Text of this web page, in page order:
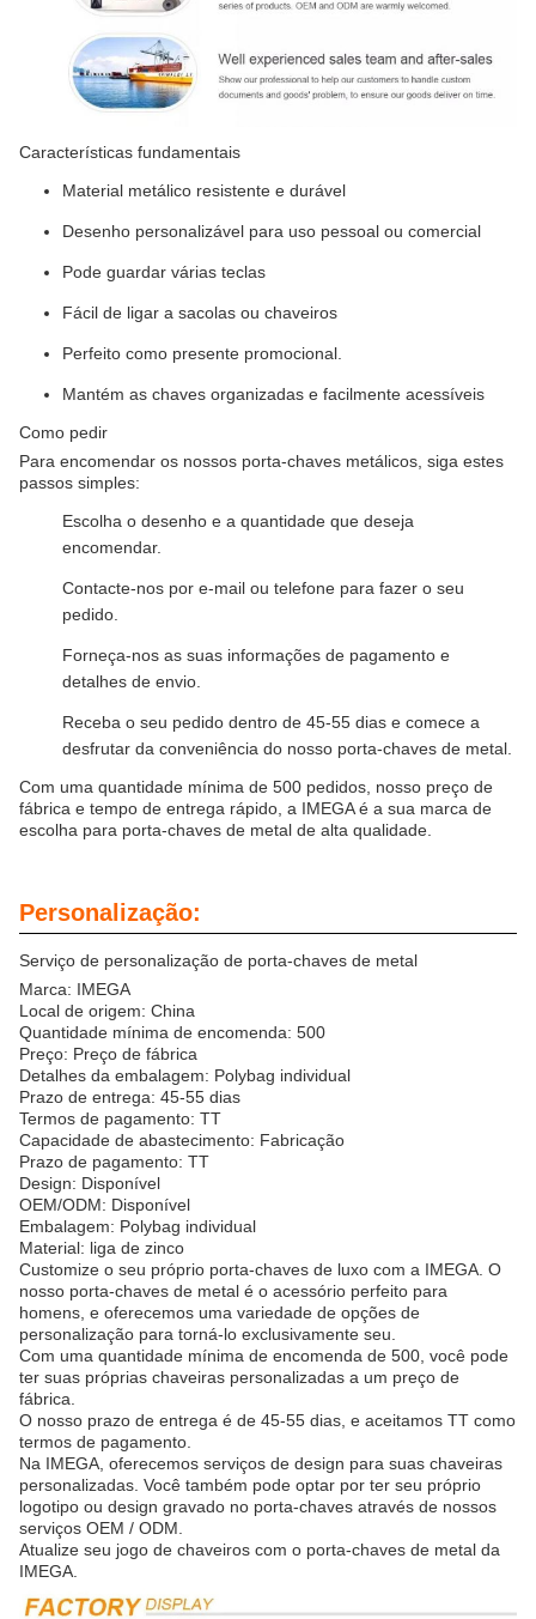
Características fundamentais
Material metálico resistente e durável
Desenho personalizável para uso pessoal ou comercial
Pode guardar várias teclas
Fácil de ligar a sacolas ou chaveiros
Perfeito como presente promocional.
Mantém as chaves organizadas e facilmente acessíveis
Como pedir
Para encomendar os nossos porta-chaves metálicos, siga estes
passos simples:
Escolha o desenho e a quantidade que deseja
encomendar.
Contacte-nos por e-mail ou telefone para fazer o seu
pedido.
Forneça-nos as suas informações de pagamento e
detalhes de envio.
Receba o seu pedido dentro de 45-55 dias e comece a
desfrutar da conveniência do nosso porta-chaves de metal.
Com uma quantidade mínima de 500 pedidos, nosso preço de
fábrica e tempo de entrega rápido, a IMEGA é a sua marca de
escolha para porta-chaves de metal de alta qualidade.
Personalização:
Serviço de personalização de porta-chaves de metal
Marca: IMEGA
Local de origem: China
Quantidade mínima de encomenda: 500
Preço: Preço de fábrica
Detalhes da embalagem: Polybag individual
Prazo de entrega: 45-55 dias
Termos de pagamento: TT
Capacidade de abastecimento: Fabricação
Prazo de pagamento: TT
Design: Disponível
OEM/ODM: Disponível
Embalagem: Polybag individual
Material: liga de zinco
Customize o seu próprio porta-chaves de luxo com a IMEGA. O
nosso porta-chaves de metal é o acessório perfeito para
homens, e oferecemos uma variedade de opções de
personalização para torná-lo exclusivamente seu.
Com uma quantidade mínima de encomenda de 500, você pode
ter suas próprias chaveiras personalizadas a um preço de
fábrica.
O nosso prazo de entrega é de 45-55 dias, e aceitamos TT como
termos de pagamento.
Na IMEGA, oferecemos serviços de design para suas chaveiras
personalizadas. Você também pode optar por ter seu próprio
logotipo ou design gravado no porta-chaves através de nossos
serviços OEM / ODM.
Atualize seu jogo de chaveiros com o porta-chaves de metal da
IMEGA.